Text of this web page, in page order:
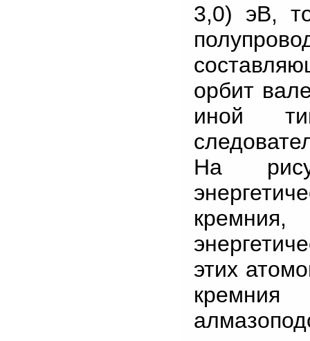
3,0) эВ,
орбит
иной
На
кремния,
этих